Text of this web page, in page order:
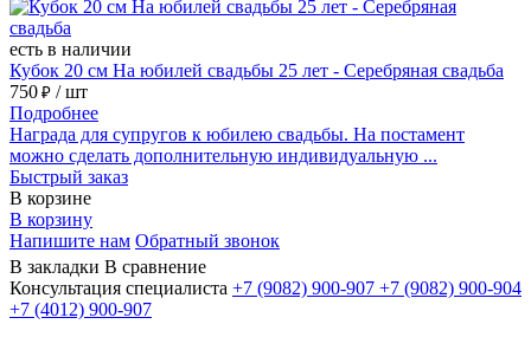
есть в наличии
Кубок 20 см На юбилей свадьбы 25 лет - Серебряная свадьба
750 ₽ / шт
Подробнее
Награда для супругов к юбилею свадьбы. На постамент
можно сделать дополнительную индивидуальную ...
Быстрый заказ
В корзине
В корзину
Напишите нам Обратный звонок
В закладки В сравнение
Консультация специалиста +7 (9082) 900-907 +7 (9082) 900-904
+7 (4012) 900-907